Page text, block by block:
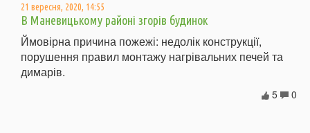
21 вересня, 2020, 14:55
В Маневицькому районі згорів будинок
Ймовірна причина пожежі: недолік конструкції,
порушення правил монтажу нагрівальних печей та
димарів.
0
5